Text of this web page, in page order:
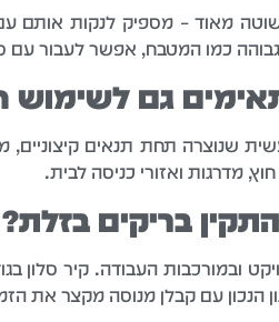
מאוד – מספיק לנקות אותם עם
כמו המטבח, אפשר לעבור
גם לשימוש
שנוצרה תחת תנאים קיצוניים,
מדרגות ואזורי כניסה לבית.
בריקים בזלת?
ובמורכבות העבודה. קיר
הנכון עם קבלן מנוסה מקצר את